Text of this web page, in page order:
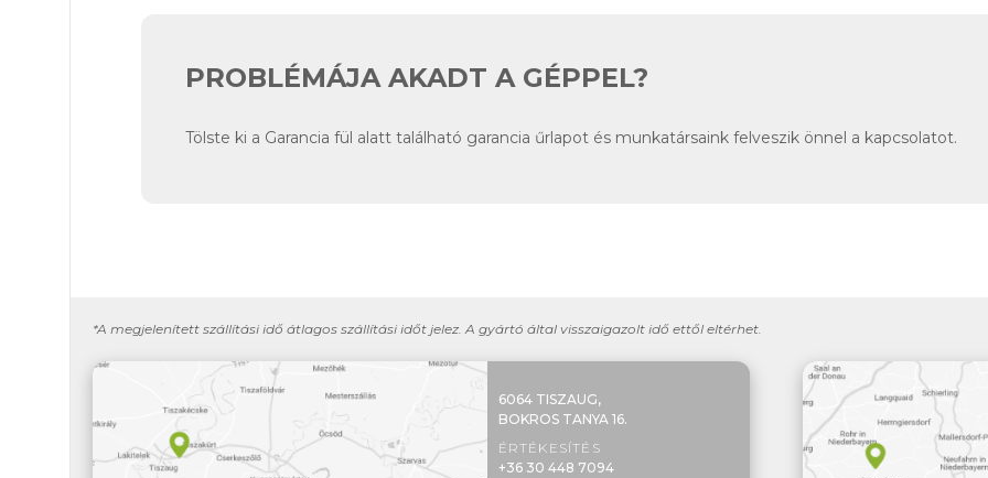
PROBLÉMÁJA AKADT A GÉPPEL?
Tölste ki a Garancia fül alatt található garancia űrlapot és munkatársaink felveszik önnel a kapcsolatot.
*A megjelenített szállítási idő átlagos szállítási időt jelez. A gyártó által visszaigazolt idő ettől eltérhet.
6064 TISZAUG,
BOKROS TANYA 16.
ÉRTÉKESÍTÉS
+36 30 448 7094